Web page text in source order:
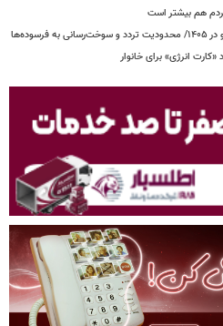
مردم هم بیشتر است
انرژی» برای خانوار